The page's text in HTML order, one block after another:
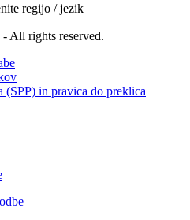
regijo / jezik
- All rights reserved.
(SPP) in pravica do preklica